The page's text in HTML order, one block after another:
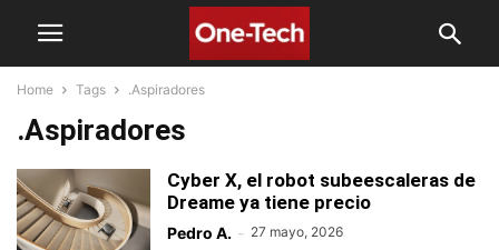
Home Tags .Aspiradores
.Aspiradores
Cyber X, el robot subeescaleras de
Dreame ya tiene precio
Pedro A. - 27 mayo, 2026